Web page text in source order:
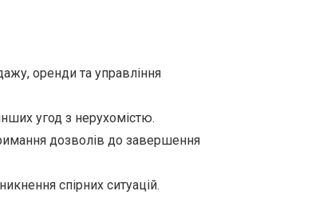
оренди та управління
угод з нерухомістю.
дозволів до завершення
спірних ситуацій.